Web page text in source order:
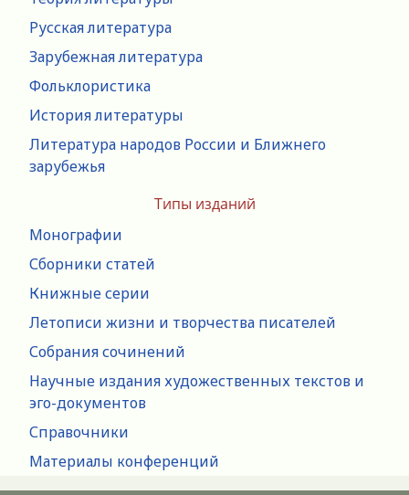
Русская литература
Зарубежная литература
Фольклористика
История литературы
Литература народов России и Ближнего
зарубежья
Типы изданий
Монографии
Сборники статей
Книжные серии
Летописи жизни и творчества писателей
Собрания сочинений
Научные издания художественных текстов и
эго-документов
Справочники
Материалы конференций